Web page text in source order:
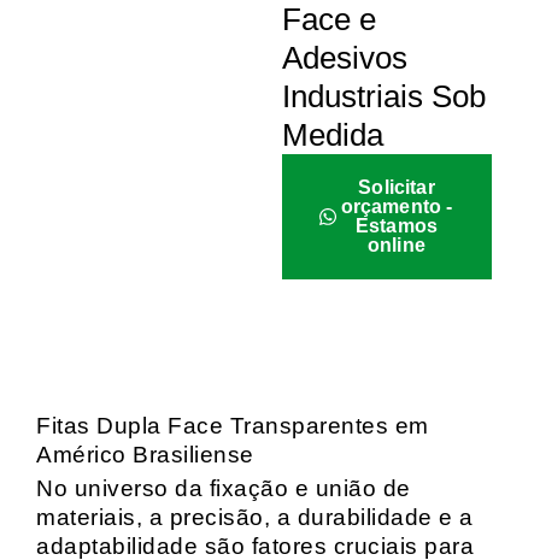
Face e
Adesivos
Industriais Sob
Medida
Solicitar
orçamento -
Estamos
online
Fitas Dupla Face Transparentes em
Américo Brasiliense
No universo da fixação e união de
materiais, a precisão, a durabilidade e a
adaptabilidade são fatores cruciais para